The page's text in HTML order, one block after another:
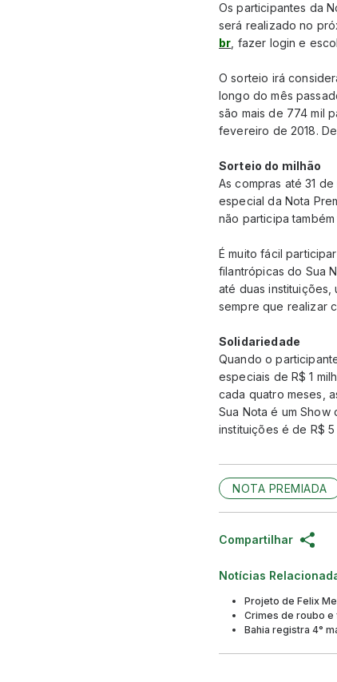
Os participantes da
será realizado no
br , fazer login e
O sorteio irá
longo do mês
são mais de 774 mil
fevereiro de 2018.
Sorteio do milhão
As compras até 31
especial da Nota
não participa
É muito fácil
filantrópicas do Sua
até duas instituições,
sempre que realizar
Solidariedade
Quando o
especiais de R$ 1
cada quatro meses,
Sua Nota é um
instituições é de R$ 5
NOTA PREMIADA
Compartilhar
Notícias
Projeto de Felix
Crimes de roubo e
Bahia registra 4°